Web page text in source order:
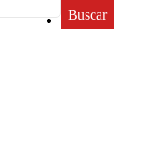
Buscar